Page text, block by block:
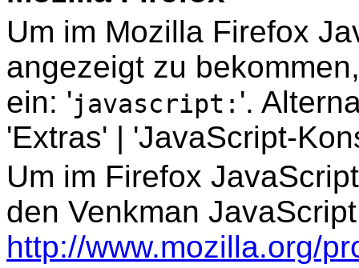
Um im Mozilla Firefox
angezeigt zu
ein: 'javascript: '.
'Extras' | 'JavaScript-
Um im Firefox
den Venkman
http://www.mozilla.org/